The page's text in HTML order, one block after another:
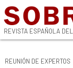
REVISTA ESPAÑOLA
REUNIÓN DE EXPERTOS